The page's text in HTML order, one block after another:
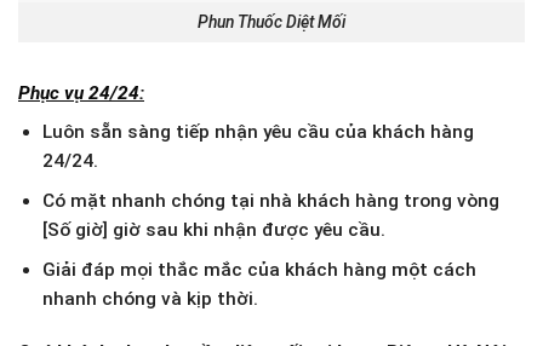
Phun Thuốc Diệt Mối
Phục vụ 24/24:
Luôn sẵn sàng tiếp nhận yêu cầu của khách hàng
24/24.
Có mặt nhanh chóng tại nhà khách hàng trong vòng
[Số giờ] giờ sau khi nhận được yêu cầu.
Giải đáp mọi thắc mắc của khách hàng một cách
nhanh chóng và kịp thời.